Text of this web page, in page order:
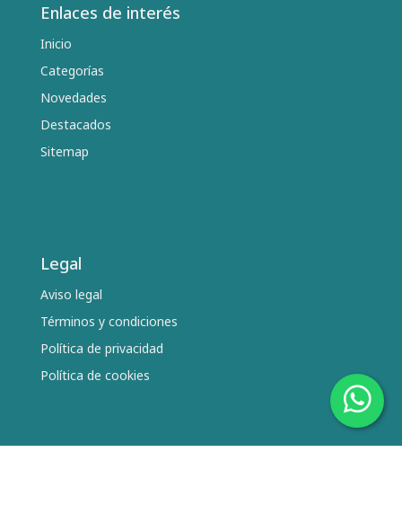
Enlaces de interés
Inicio
Categorías
Novedades
Destacados
Sitemap
Legal
Aviso legal
Términos y condiciones
Política de privacidad
Política de cookies